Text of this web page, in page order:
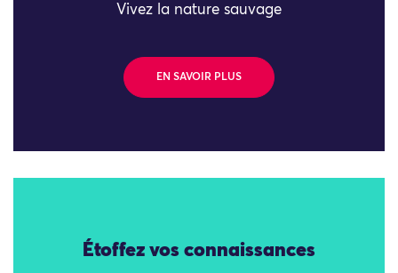
Vivez la nature sauvage
EN SAVOIR PLUS
Étoffez vos connaissances